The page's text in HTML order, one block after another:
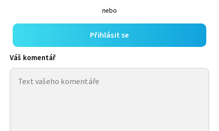
nebo
Přihlásit se
Váš komentář